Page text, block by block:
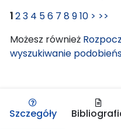
123 4 56 7 8910 > >>
Możesz również
wyszukiwanie
Szczegóły